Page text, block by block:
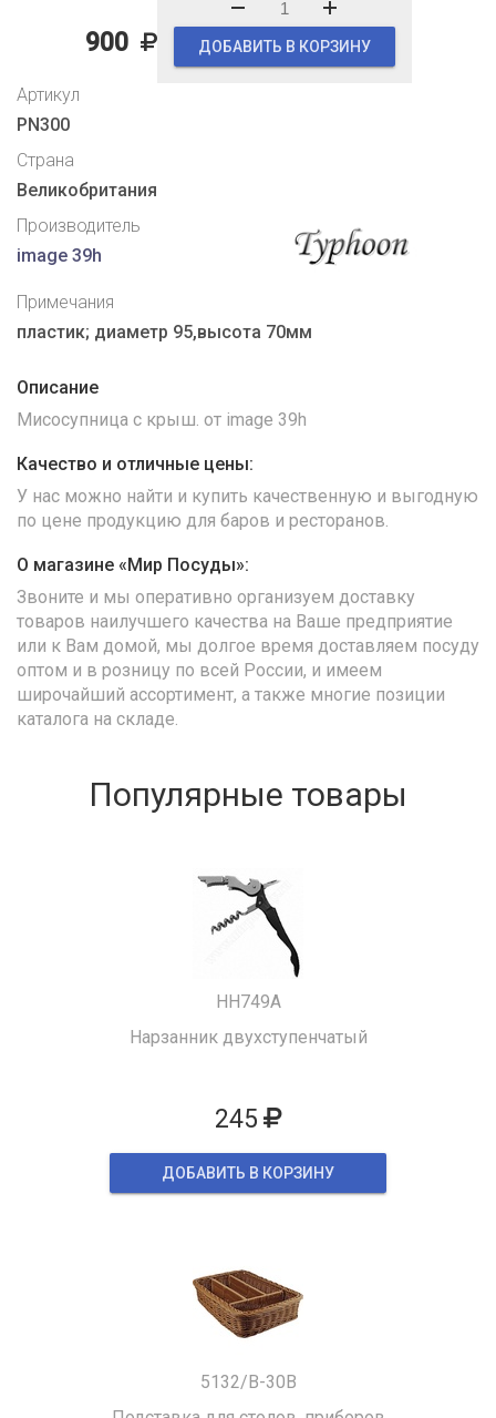
900 ДОБАВИТЬ В КОРЗИНУ
Артикул
PN300
Страна
Великобритания
Производитель
image 39h
Примечания
пластик; диаметр 95,высота 70мм
Описание
Мисосупница с крыш. от image 39h
Качество и отличные цены:
У нас можно найти и купить качественную и выгодную
по цене продукцию для баров и ресторанов.
О магазине «Мир Посуды»:
Звоните и мы оперативно организуем доставку
товаров наилучшего качества на Ваше предприятие
или к Вам домой, мы долгое время доставляем посуду
оптом и в розницу по всей России, и имеем
широчайший ассортимент, а также многие позиции
каталога на складе.
Популярные товары
HH749A
Нарзанник двухступенчатый
245
ДОБАВИТЬ В КОРЗИНУ
5132/B-30B